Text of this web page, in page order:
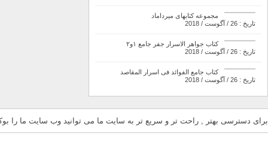
مجموعه کتابهای میرداماد
تاریخ : 26 / آگوست / 2018
کتاب جواهر الاسرار جفر جامع ۱و۲
تاریخ : 26 / آگوست / 2018
کتاب جامع الفوائد فی اسرار المقاصد
تاریخ : 26 / آگوست / 2018
برای دسترسی بهتر , راحت تر و سریع تر به سایت ما می توانید وب سایت ما را